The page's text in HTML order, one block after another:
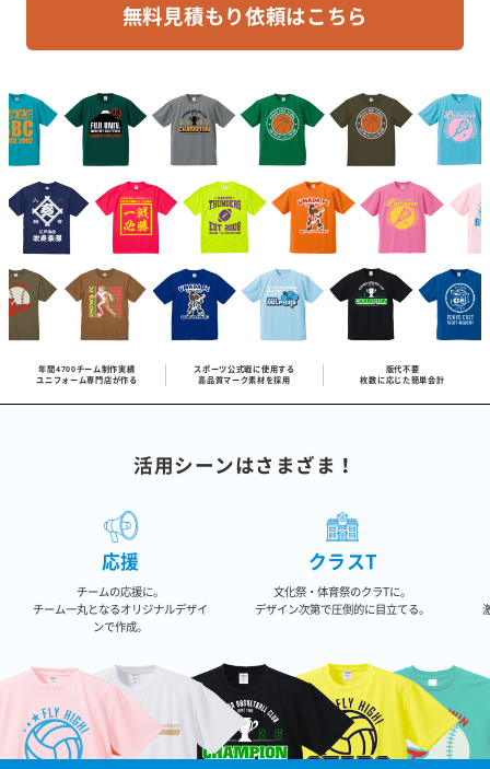
無料見積もり依頼はこちら
年間4700チーム制作実績
ユニフォーム専門店が作る
スポーツ公式戦に使用する
高品質マーク素材を採用
版代不要
枚数に応じた簡単会計
活用シーンはさまざま！
応援
チームの応援に。
チーム一丸となるオリジナルデザイ
ンで作成。
クラスT
文化祭・体育祭のクラTに。
デザイン次第で圧倒的に目立てる。